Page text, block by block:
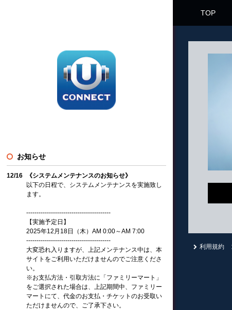
お知らせ
12/16
《システムメンテナンスのお知らせ》
以下の日程で、システムメンテナンスを実施致し
ます。
-----------------------------------------
【実施予定日】
2025年12月18日（木）AM 0:00～AM 7:00
-----------------------------------------
大変恐れ入りますが、上記メンテナンス中は、本
サイトをご利用いただけませんのでご注意くださ
い。
※お支払方法・引取方法に「ファミリーマート」
をご選択された場合は、上記期間中、ファミリー
マートにて、代金のお支払・チケットのお受取い
ただけませんので、ご了承下さい。
TOP
利用規約